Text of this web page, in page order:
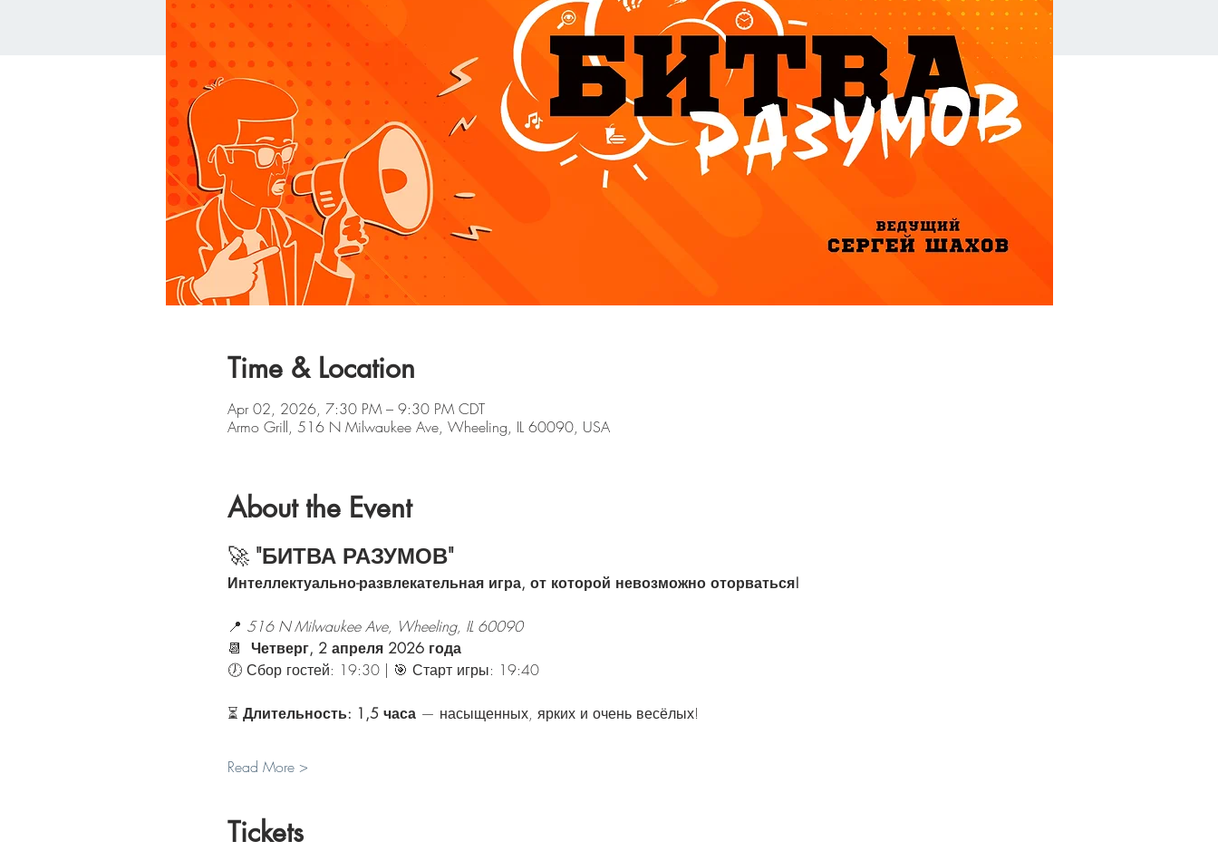
Time & Location
Apr 02, 2026, 7:30 PM – 9:30 PM CDT
Armo Grill, 516 N Milwaukee Ave, Wheeling, IL 60090, USA
About the Event
🚀 "БИТВА РАЗУМОВ"
Интеллектуально-развлекательная игра, от которой невозможно оторваться!
📍 516 N Milwaukee Ave, Wheeling, IL 60090
📆 Четверг, 2 апреля 2026 года
🕖 Сбор гостей: 19:30 | 🎯 Старт игры: 19:40
⏳ Длительность: 1,5 часа — насыщенных, ярких и очень весёлых!
Read More >
Tickets